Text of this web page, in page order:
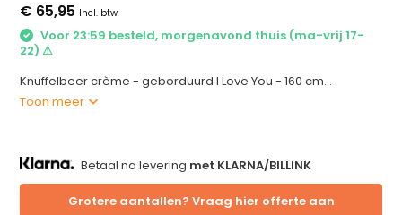
€ 65,95 Incl. btw
Voor 23:59 besteld, morgenavond thuis (ma-vrij 17-
22) ⚠
Knuffelbeer crème - geborduurd I Love You - 160 cm...
Toon meer
Betaal na levering met KLARNA/BILLINK
Grotere aantallen? Vraag hier offerte aan